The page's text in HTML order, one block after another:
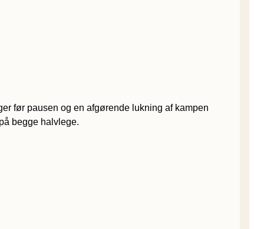
før pausen og en afgørende lukning af kampen
begge halvlege.